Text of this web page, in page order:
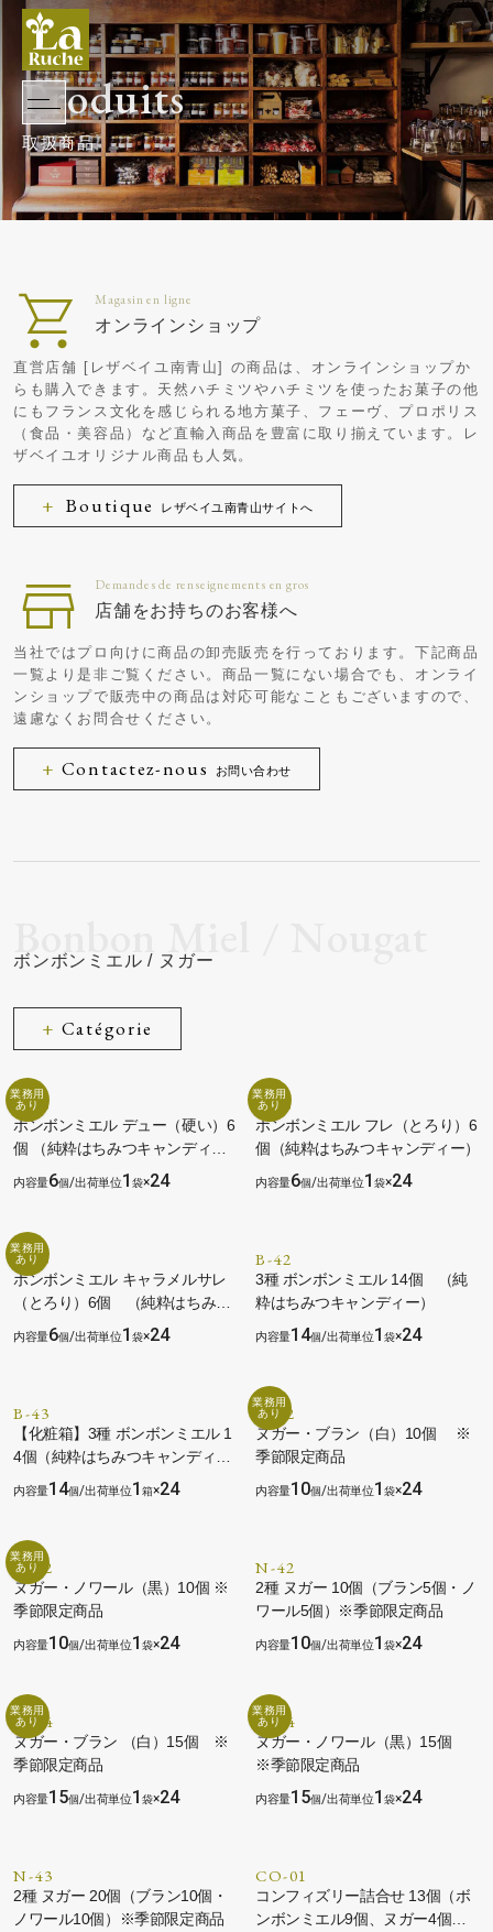
Produits
オンラインショップ
直営店舗 [レザベイユ南青山] の商品は、オンラインショップか
らも購入できます。天然ハチミツやハチミツを使ったお菓子の他
にもフランス文化を感じられる地方菓子、フェーヴ、プロポリス
（食品・美容品）など直輸入商品を豊富に取り揃えています。レ
ザベイユオリジナル商品も人気。
Boutique レザベイユ南青山サイトへ
店舗をお持ちのお客様へ
当社ではプロ向けに商品の卸売販売を行っております。下記商品
一覧より是非ご覧ください。商品一覧にない場合でも、オンライ
ンショップで販売中の商品は対応可能なこともございますので、
遠慮なくお問合せください。
Contactez-nous お問い合わせ
ボンボンミエル / ヌガー
Catégorie
B-13
ボンボンミエル デュー（硬い）6
個 （純粋はちみつキャンディ
6 / 1 ×24
B-23
ボンボンミエル フレ（とろり）6
個（純粋はちみつキャンディー）
6 / 1 ×24
B-33
ボンボンミエル キャラメルサレ
（とろり）6個 （純粋はちみつ
と塩キャラメルのキャンディー）
6 / 1 ×24
B-42
3種 ボンボンミエル 14個 （純
粋はちみつキャンディー）
14 / 1 ×24
B-43
【化粧箱】3種 ボンボンミエル 1
4個（純粋はちみつキャンディ
14 / 1 ×24
N-02
ヌガー・ブラン（白）10個 ※
季節限定商品
10 / 1 ×24
N-12
ヌガー・ノワール（黒）10個 ※
季節限定商品
10 / 1 ×24
N-42
2種 ヌガー 10個（ブラン5個・ノ
ワール5個）※季節限定商品
10 / 1 ×24
N-04
ヌガー・ブラン （白）15個 ※
季節限定商品
15 / 1 ×24
N-14
ヌガー・ノワール（黒）15個
※季節限定商品
15 / 1 ×24
N-43
2種 ヌガー 20個（ブラン10個・
ノワール10個）※季節限定商品
CO-01
コンフィズリー詰合せ 13個（ボ
ンボンミエル9個、ヌガー4個